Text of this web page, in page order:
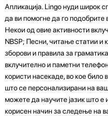
Апликација. Lingo нуди широк
да ви помогне да го
Некои од овие активности
NBSP; Песни, читање статии и
зборови и правила за
вклучително и паметни
користи насекаде, во кое било
што се персонализирани на
можете да научите јазик што е
корисен начин за следење на